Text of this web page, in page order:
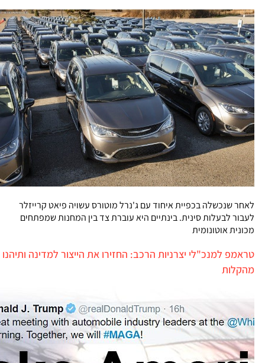
לאחר שנכשלה בכפיית איחוד עם ג'נרל מוטורס עשויה פיאט קרייזלר
לעבור לבעלות סינית. בינתיים היא עוברת צד בין המחנות שמפתחים
מכונית אוטונומית
טראמפ למנכ"לי יצרניות הרכב: החזירו את הייצור למדינה ותיהנו
מהקלות